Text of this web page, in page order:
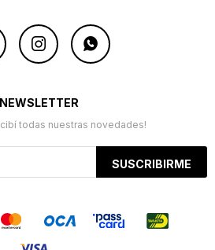
 
NEWSLETTER
todas nuestras novedades!
SUSCRIBIRME